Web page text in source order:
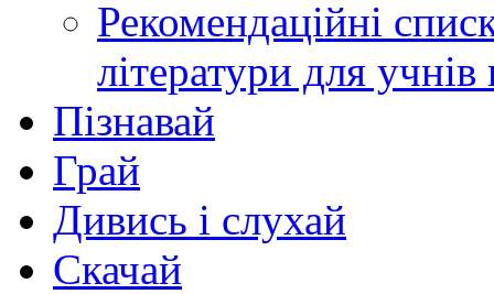
Рекомендаційні
літератури для
Пізнавай
Грай
Дивись і слухай
Скачай